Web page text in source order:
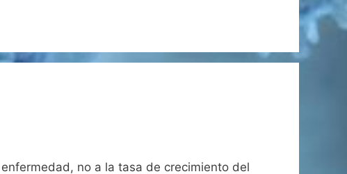
no a la tasa de crecimiento del